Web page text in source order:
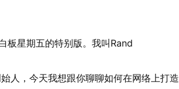
板星期五的特别版。我叫Rand
人，今天我想跟你聊聊如何在网络上打